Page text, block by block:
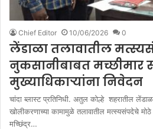
Chief Editor 10/06/2026 0
लेंडाळा तलावातील
नुकसानीबाबत मच्छीमार
मुख्याधिकाऱ्यांना निवेदन
चांदा ब्लास्ट प्रतिनिधी. अतुल कोल्हे शहरातील
खोलीकरणाच्या कामामुळे तलावातील मत्स्यसंपदेचे
मच्छिंद्र…